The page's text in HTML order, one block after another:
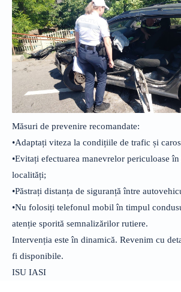
Măsuri de prevenire recomandate:
•Adaptați viteza la condițiile de trafic și
•Evitați efectuarea manevrelor periculoase
localități;
•Păstrați distanța de siguranță între
•Nu folosiți telefonul mobil în timpul
atenție sporită semnalizărilor rutiere.
Intervenția este în dinamică. Revenim cu
fi disponibile.
ISU IASI